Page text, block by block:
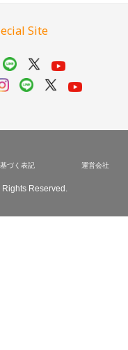
Site
Reserved.
づく表記 運営会社